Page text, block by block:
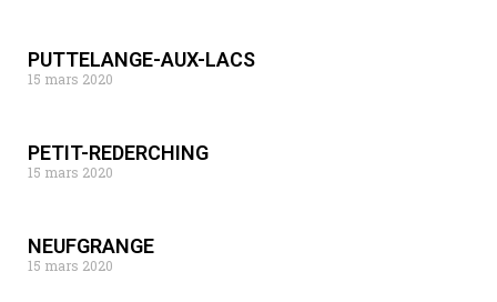
PUTTELANGE-AUX-LACS
15 mars 2020
PETIT-REDERCHING
15 mars 2020
NEUFGRANGE
15 mars 2020